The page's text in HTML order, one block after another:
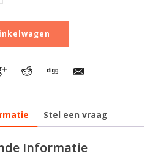
Stel een vraag
Informatie